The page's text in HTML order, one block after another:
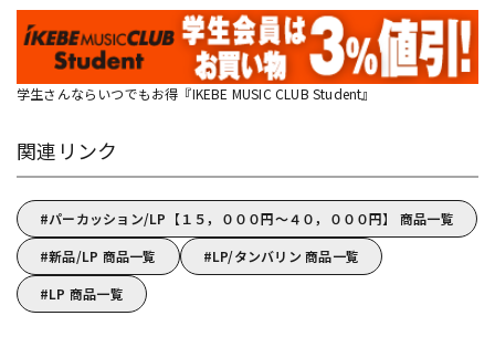
学生さんならいつでもお得『IKEBE MUSIC CLUB Student』
関連リンク
パーカッション/LP【１５，０００円～４０，０００円】 商品一覧
新品/LP 商品一覧
LP/タンバリン 商品一覧
LP 商品一覧